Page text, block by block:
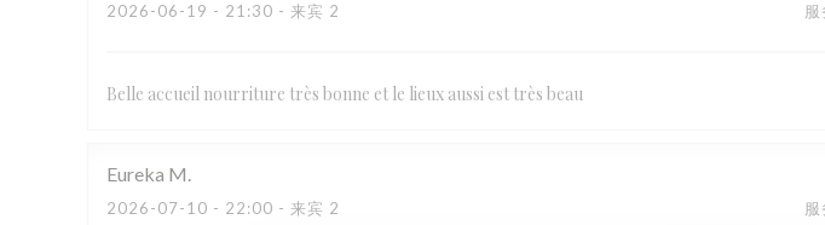
2026-06-19 - 21:30 - 来宾 2 服
Belle accueil nourriture très bonne et le lieux aussi est très beau
Eureka M
2026-07-10 - 22:00 - 来宾 2 服